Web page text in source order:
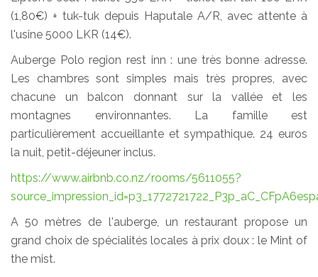
(1,80€) + tuk-tuk depuis Haputale A/R, avec attente à
l'usine 5000 LKR (14€).
Auberge Polo region rest inn : une très bonne adresse.
Les chambres sont simples mais très propres, avec
chacune un balcon donnant sur la vallée et les
montagnes environnantes. La famille est
particulièrement accueillante et sympathique. 24 euros
la nuit, petit-déjeuner inclus.
https://www.airbnb.co.nz/rooms/5611055?
A 50 mètres de l'auberge, un restaurant propose un
grand choix de spécialités locales à prix doux : le Mint of
the mist.